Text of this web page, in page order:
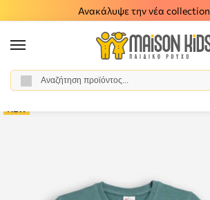
Ανακάλυψε την νέα collection
Αρχική σελίδα / Αγόρι / Ρούχα